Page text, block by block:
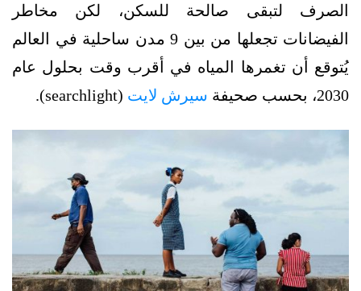
الصرف لتبقى صالحة للسكن، لكن مخاطر
الفيضانات تجعلها من بين 9 مدن ساحلية في العالم
يُتوقع أن تغمرها المياه في أقرب وقت بحلول عام
2030، بحسب صحيفة
سيرش لايت (searchlight).